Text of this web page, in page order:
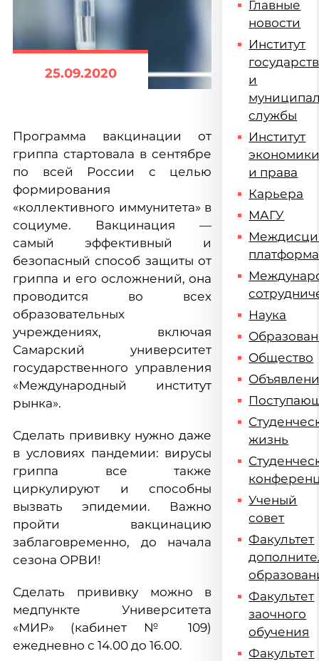
25.09.2020
Программа вакцинации от
гриппа стартовала в сентябре
по всей России с целью
формирования
«коллективного иммунитета» в
социуме. Вакцинация —
самый эффективный и
безопасный способ защиты от
гриппа и его осложнений, она
проводится во всех
образовательных
учреждениях, включая
Самарский университет
государственного управления
«Международный институт
рынка».
Сделать прививку нужно даже
в условиях пандемии: вирусы
гриппа все также
циркулируют и способны
вызвать эпидемии. Важно
пройти вакцинацию
заблаговременно, до начала
сезона ОРВИ!
Сделать прививку можно в
медпункте Университета
«МИР» (кабинет № 109)
ежедневно с 14.00 до 16.00.
Главные
новости
Институт
и
службы
Институт
и права
Карьера
МАГУ
платформа
Наука
Общество
жизнь
Ученый
совет
Факультет
Факультет
заочного
обучения
Факультет